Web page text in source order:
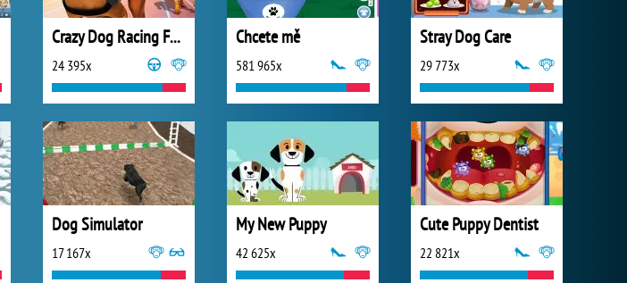
Crazy Dog Racing Fever
24 395x
Chcete mě
581 965x
Stray Dog Care
29 773x
Dog Simulator
17 167x
My New Puppy
42 625x
Cute Puppy Dentist
22 821x